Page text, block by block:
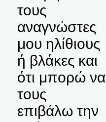
τους
αναγνώστες
μου ηλίθιους
ή βλάκες και
ότι μπορώ να
τους
επιβάλω την